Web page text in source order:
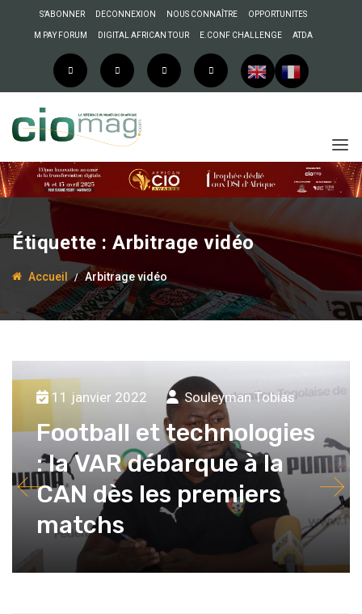
S’ABONNER DECONNEXION NOUS CONNAÎTRE OPPORTUNITES
M PAY FORUM DIGITAL AFRICAN TOUR E.CONF CHALLENGE ATDA
Étiquette : Arbitrage vidéo
Accueil Arbitrage vidéo
11 janvier 2022 Souleyman Tobias
Football et technologies
: la VAR débarque à la
CAN dès les premiers
matchs